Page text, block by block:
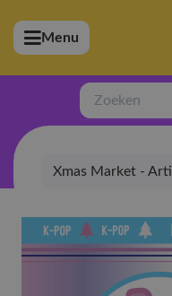
(Artiesten)
(Merchandise)
(Exclusive)
(Winkel)
Menu
Zoeken
Xmas Market -